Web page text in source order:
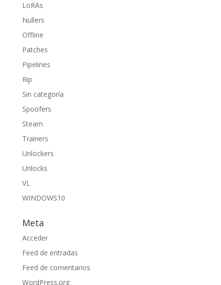
LoRAs
Nullers
Offline
Patches
Pipelines
Rip
Sin categoría
Spoofers
Steam
Trainers
Unlockers
Unlocks
VL
WINDOWS10
Meta
Acceder
Feed de entradas
Feed de comentarios
WordPress.org